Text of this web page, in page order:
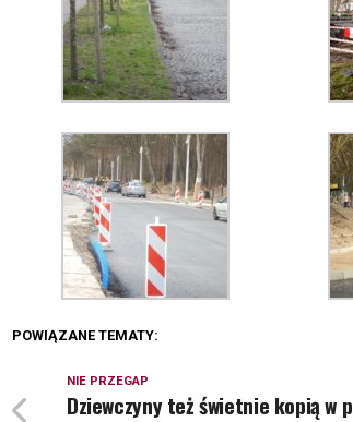
POWIĄZANE TEMATY:
NIE PRZEGAP
Dziewczyny też świetnie kopią w